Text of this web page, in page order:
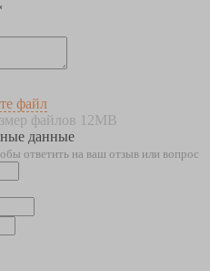
файл
файлов 12MB
данные
ответить на ваш отзыв или вопрос